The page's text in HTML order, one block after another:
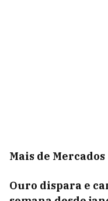
Mais de Mercados
Ouro dispara e